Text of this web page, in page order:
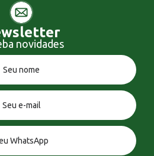
novidades